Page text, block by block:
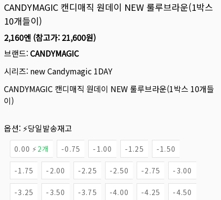
CANDYMAGIC 캔디매직 원데이 NEW 룰루브라운(1박스
10개들이)
2,160엔 (참고가: 21,600원)
브랜드:CANDYMAGIC
시리즈: new Candymagic 1DAY
CANDYMAGIC 캔디매직 원데이 NEW 룰루브라운(1박스 10개들
이)
옵션: ⚡당일발송재고
0.00 ⚡ 2개 -0.75 -1.00 -1.25 -1.50
-1.75 -2.00 -2.25 -2.50 -2.75 -3.00
-3.25 -3.50 -3.75 -4.00 -4.25 -4.50